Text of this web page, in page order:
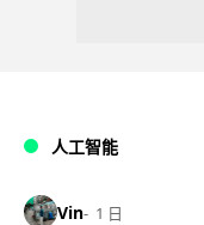
人工智能
Vin 1 日